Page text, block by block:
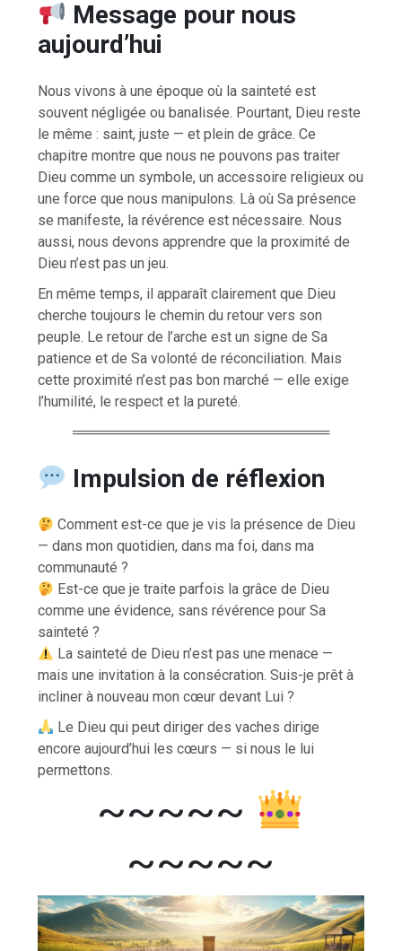
Message pour nous
aujourd’hui
Nous vivons à une époque où la sainteté est
souvent négligée ou banalisée. Pourtant, Dieu reste
le même : saint, juste — et plein de grâce. Ce
chapitre montre que nous ne pouvons pas traiter
Dieu comme un symbole, un accessoire religieux ou
une force que nous manipulons. Là où Sa présence
se manifeste, la révérence est nécessaire. Nous
aussi, nous devons apprendre que la proximité de
Dieu n’est pas un jeu.
En même temps, il apparaît clairement que Dieu
cherche toujours le chemin du retour vers son
peuple. Le retour de l’arche est un signe de Sa
patience et de Sa volonté de réconciliation. Mais
cette proximité n’est pas bon marché — elle exige
l’humilité, le respect et la pureté.
══════════════════════════
Impulsion de réflexion
Comment est-ce que je vis la présence de Dieu
— dans mon quotidien, dans ma foi, dans ma
communauté ?
Est-ce que je traite parfois la grâce de Dieu
comme une évidence, sans révérence pour Sa
sainteté ?
La sainteté de Dieu n’est pas une menace —
mais une invitation à la consécration. Suis-je prêt à
incliner à nouveau mon cœur devant Lui ?
Le Dieu qui peut diriger des vaches dirige
encore aujourd’hui les cœurs — si nous le lui
permettons.
~~~~~
~~~~~